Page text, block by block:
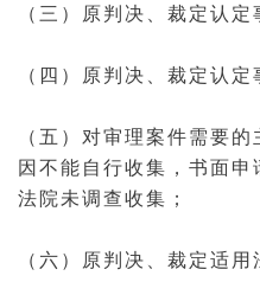
（三）原判决、裁定认
（四）原判决、裁定认
（五）对审理案件需要
因不能自行收集，书面
法院未调查收集；
（六）原判决、裁定适用